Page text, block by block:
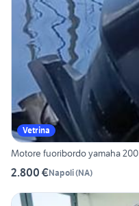
Vetrina
Motore fuoribordo yamaha 200
2.800 €Napoli(NA)